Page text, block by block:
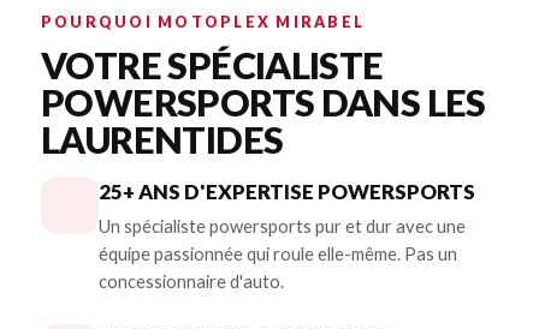
POURQUOI MOTOPLEX MIRABEL
VOTRE SPÉCIALISTE
POWERSPORTS DANS LES
LAURENTIDES
25+ ANS D'EXPERTISE POWERSPORTS
Un spécialiste powersports pur et dur avec une
équipe passionnée qui roule elle-même. Pas un
concessionnaire d'auto.